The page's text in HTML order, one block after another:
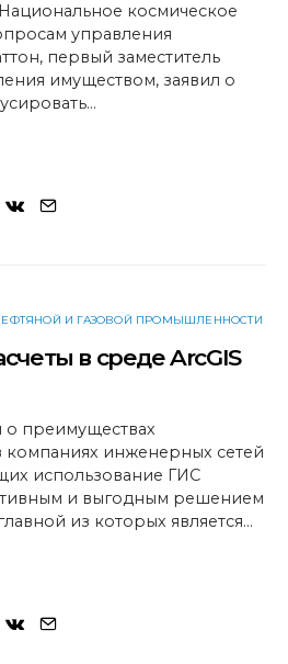
космическое
управления
первый заместитель
имуществом, заявил о
И ГАЗОВОЙ ПРОМЫШЛЕННОСТИ
в среде ArcGIS
преимуществах
компаниях инженерных сетей
использование ГИС
и выгодным решением
из которых является…